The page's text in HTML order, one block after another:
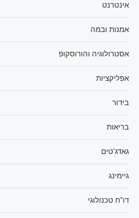
אינטרנט
אמנות ובמה
אסטרולוגיה והורוסקופ
אפליקציות
בידור
בריאות
גאדג'טים
גיימינג
דו"ח טכנולוגי